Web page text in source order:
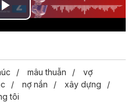
Play
mâu thuẫn
vợ
nợ nần
xây dựng
tôi